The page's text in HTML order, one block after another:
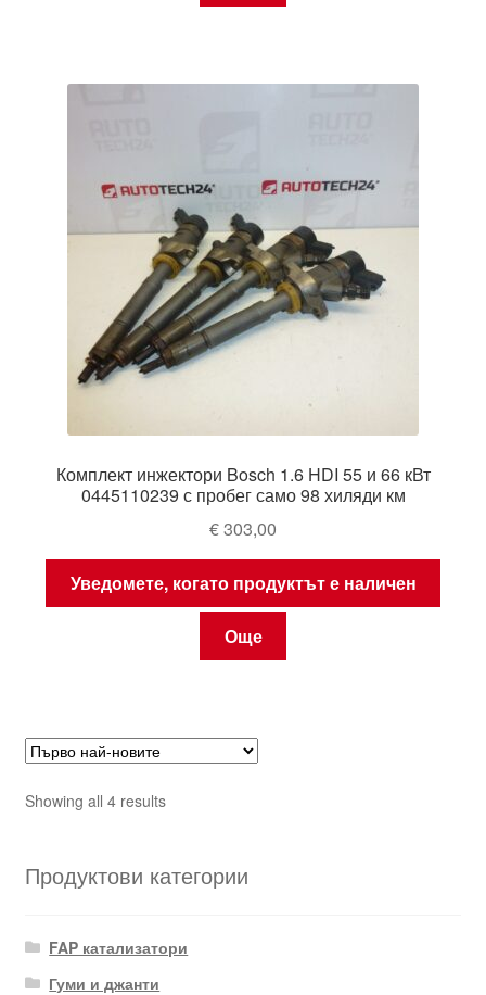
Комплект инжектори Bosch 1.6 HDI 55 и 66 кВт
0445110239 с пробег само 98 хиляди км
€303,00
Уведомете, когато продуктът е наличен
Още
Showing all 4 resultsSorted
Продуктови категории
FAP катализатори
Гуми и джанти